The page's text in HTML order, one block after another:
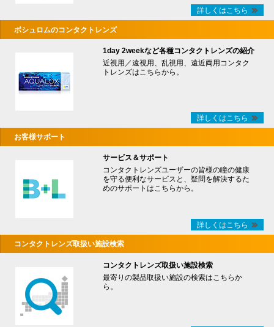
詳しくはこちら
ボシュロムのコンタクトレンズ
1day 2weekなど各種コンタクトレンズの紹介
近視用／遠視用、乱視用、遠近両用コンタク
トレンズはこちらから。
詳しくはこちら
お客様サポート
サービス＆サポート
コンタクトレンズユーザーの皆様の瞳の健康
を守る便利なサービスと、疑問を解決するた
めのサポートはこちらから。
詳しくはこちら
コンタクトレンズ取扱い施設検索
コンタクトレンズ取扱い施設検索
最寄りの製品取扱い施設の検索はこちらか
ら。